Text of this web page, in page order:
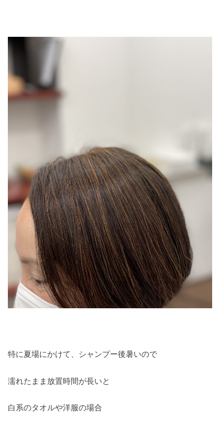
特に夏場にかけて、シャンプー後暑いので
濡れたまま放置時間が長いと
白系のタオルや洋服の場合